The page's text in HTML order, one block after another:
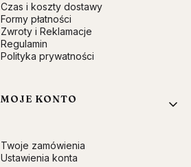
Czas i koszty dostawy
Formy płatności
Zwroty i Reklamacje
Regulamin
Polityka prywatności
MOJE KONTO
Twoje zamówienia
Ustawienia konta